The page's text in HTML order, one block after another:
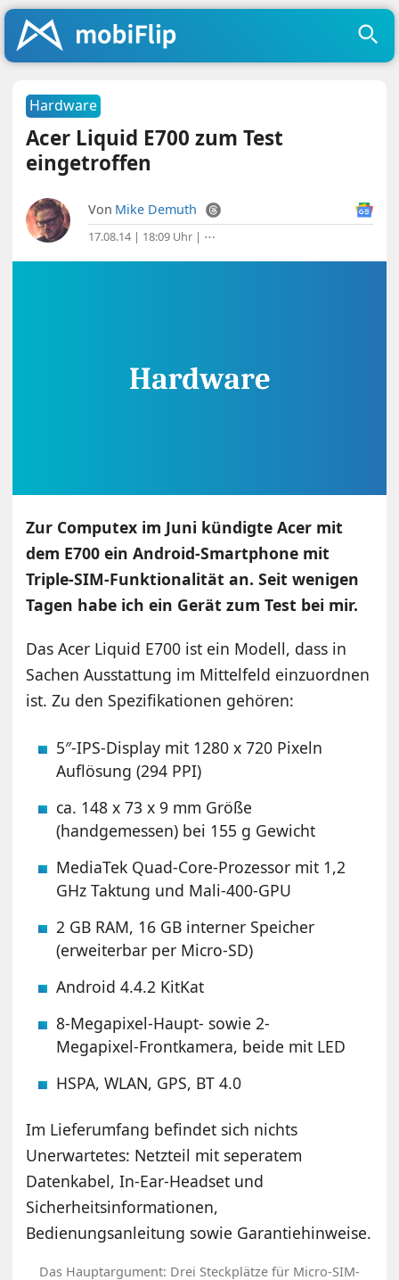
Hardware
Acer Liquid E700 zum Test
eingetroffen
Von Mike Demuth
17.08.14 | 18:09 Uhr | ⋯
Zur Computex im Juni kündigte Acer mit
dem E700 ein Android-Smartphone mit
Triple-SIM-Funktionalität an. Seit wenigen
Tagen habe ich ein Gerät zum Test bei mir.
Das Acer Liquid E700 ist ein Modell, dass in
Sachen Ausstattung im Mittelfeld einzuordnen
ist. Zu den Spezifikationen gehören:
5″-IPS-Display mit 1280 x 720 Pixeln
Auflösung (294 PPI)
ca. 148 x 73 x 9 mm Größe
(handgemessen) bei 155 g Gewicht
MediaTek Quad-Core-Prozessor mit 1,2
GHz Taktung und Mali-400-GPU
2 GB RAM, 16 GB interner Speicher
(erweiterbar per Micro-SD)
Android 4.4.2 KitKat
8-Megapixel-Haupt- sowie 2-
Megapixel-Frontkamera, beide mit LED
HSPA, WLAN, GPS, BT 4.0
Im Lieferumfang befindet sich nichts
Unerwartetes: Netzteil mit seperatem
Datenkabel, In-Ear-Headset und
Sicherheitsinformationen,
Bedienungsanleitung sowie Garantiehinweise.
Das Hauptargument: Drei Steckplätze für Micro-SIM-